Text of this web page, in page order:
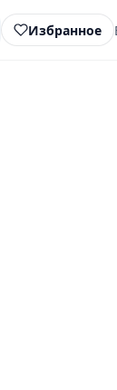
Избранное